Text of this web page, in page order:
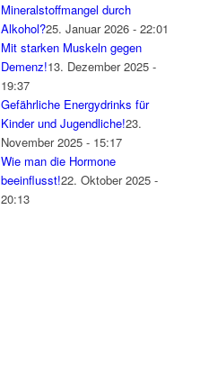
Mineralstoffmangel durch
Alkohol?25. Januar 2026 - 22:01
Mit starken Muskeln gegen
Demenz!13. Dezember 2025 -
19:37
Gefährliche Energydrinks für
Kinder und Jugendliche!23.
November 2025 - 15:17
Wie man die Hormone
beeinflusst!22. Oktober 2025 -
20:13